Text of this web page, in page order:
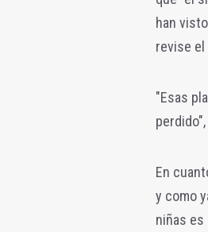
han
revise el
"Esas
En
y como
niñas es